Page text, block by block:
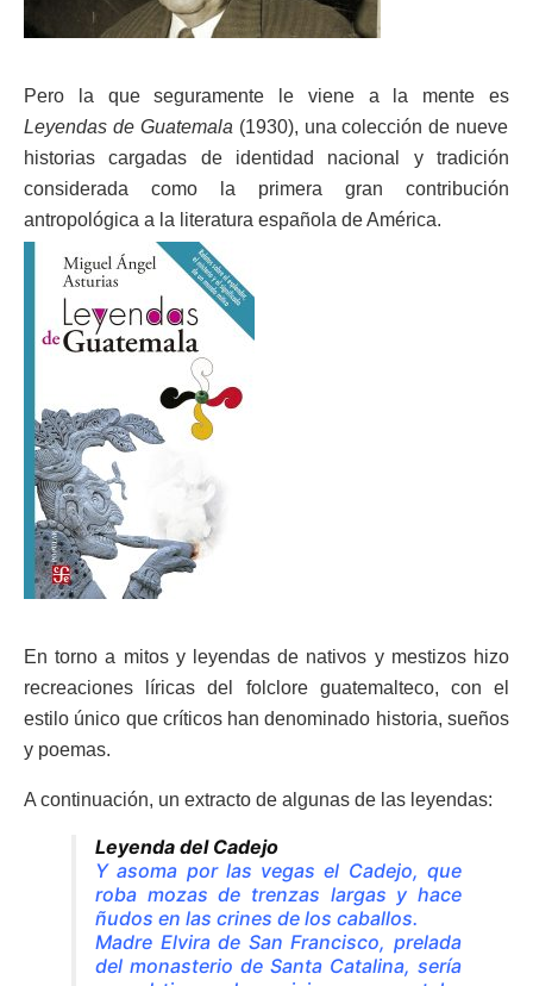
Pero la que seguramente le viene a la mente es
Leyendas de Guatemala (1930), una colección de nueve
historias cargadas de identidad nacional y tradición
considerada como la primera gran contribución
antropológica a la literatura española de América.
En torno a mitos y leyendas de nativos y mestizos hizo
recreaciones líricas del folclore guatemalteco, con el
estilo único que críticos han denominado historia, sueños
y poemas.
A continuación, un extracto de algunas de las leyendas:
Leyenda del Cadejo
Y asoma por las vegas el Cadejo, que
roba mozas de trenzas largas y hace
ñudos en las crines de los caballos.
Madre Elvira de San Francisco, prelada
del monasterio de Santa Catalina, sería